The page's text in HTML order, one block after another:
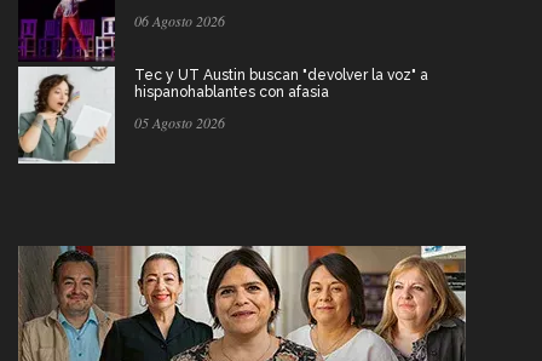
06 Agosto 2026
Tec y UT Austin buscan "devolver la voz" a
hispanohablantes con afasia
05 Agosto 2026